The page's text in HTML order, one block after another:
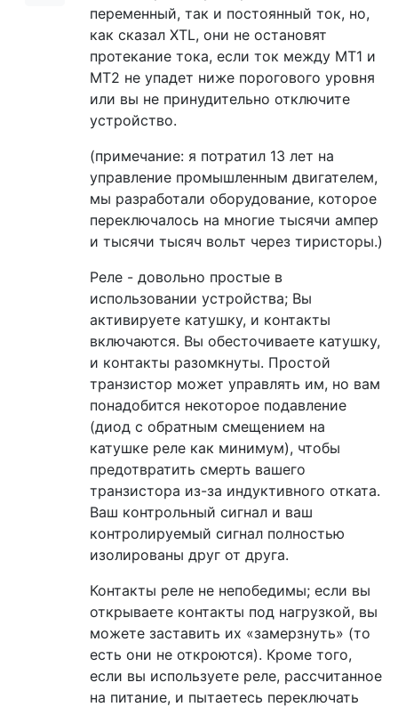
переменный, так и постоянный ток, но,
как сказал XTL, они не остановят
протекание тока, если ток между MT1 и
MT2 не упадет ниже порогового уровня
или вы не принудительно отключите
устройство.
(примечание: я потратил 13 лет на
управление промышленным двигателем,
мы разработали оборудование, которое
переключалось на многие тысячи ампер
и тысячи тысяч вольт через тиристоры.)
Реле - довольно простые в
использовании устройства; Вы
активируете катушку, и контакты
включаются. Вы обесточиваете катушку,
и контакты разомкнуты. Простой
транзистор может управлять им, но вам
понадобится некоторое подавление
(диод с обратным смещением на
катушке реле как минимум), чтобы
предотвратить смерть вашего
транзистора из-за индуктивного отката.
Ваш контрольный сигнал и ваш
контролируемый сигнал полностью
изолированы друг от друга.
Контакты реле не непобедимы; если вы
открываете контакты под нагрузкой, вы
можете заставить их «замерзнуть» (то
есть они не откроются). Кроме того,
если вы используете реле, рассчитанное
на питание, и пытаетесь переключать